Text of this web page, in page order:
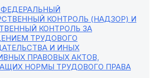
ФЕДЕРАЛЬНЫЙ
КОНТРОЛЬ (НАДЗОР) И
КОНТРОЛЬ ЗА
ТРУДОВОГО
И ИНЫХ
ПРАВОВЫХ АКТОВ,
НОРМЫ ТРУДОВОГО ПРАВА